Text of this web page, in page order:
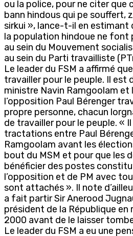
ou la police, pour ne citer que
bann hindous qui pe souffert,
sirkui », lance-t-il en estimant
la population hindoue ne font
au sein du Mouvement
au sein du Parti travailliste
Le leader du FSM a affirmé
travailler pour le peuple. Il est
ministre Navin Ramgoolam et
l’opposition Paul Bérenger
propre personne, chacun
de travailler pour le peuple. «
tractations entre Paul
Ramgoolam avant les
bout du MSM et pour que les
bénéficier des postes
l’opposition et de PM avec
sont attachés ». Il note
a fait partir Sir Anerood
président de la République en
2000 avant de le laisser
Le leader du FSM a eu une